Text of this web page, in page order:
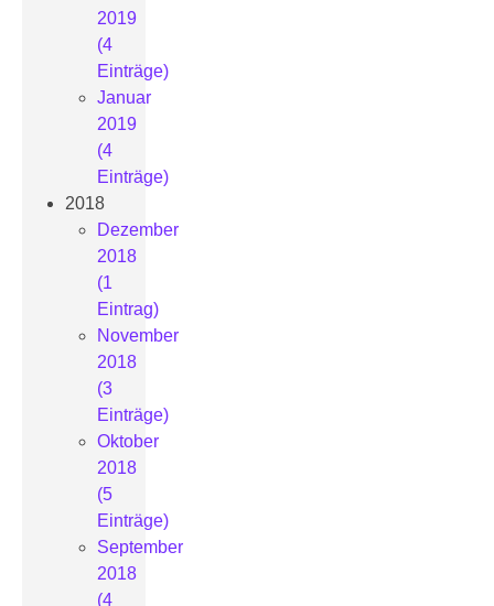
2019
(4
Einträge)
Januar
2019
(4
Einträge)
2018
Dezember
2018
(1
Eintrag)
November
2018
(3
Einträge)
Oktober
2018
(5
Einträge)
September
2018
(4